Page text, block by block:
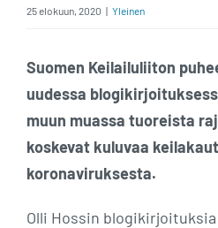
25 elokuun, 2020 | Yleinen
Suomen Keilailuliiton
uudessa
muun muassa tuoreista
koskevat kuluvaa
koronaviruksesta.
Olli Hossin